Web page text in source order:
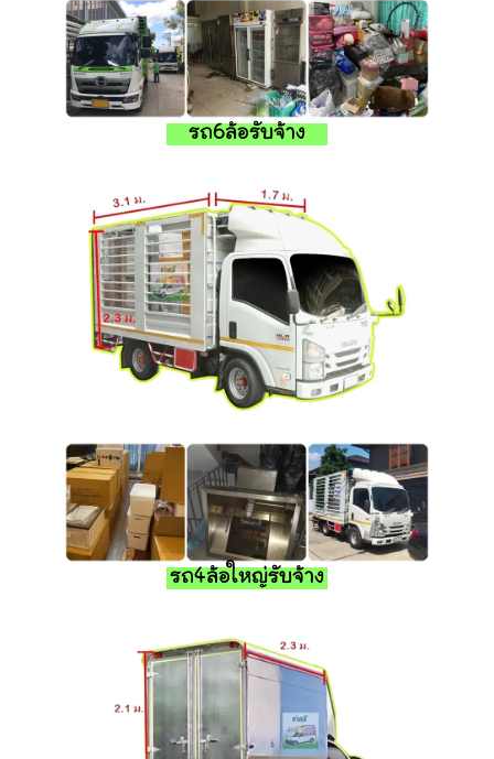
รถ6ล้อรับจ้าง
รถ4ล้อใหญ่รับจ้าง